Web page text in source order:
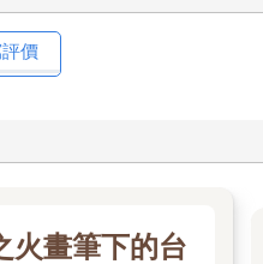
價
火畫筆下的台